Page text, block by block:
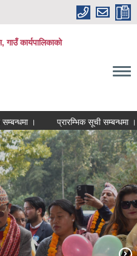
गाउँ कार्यपालिकाको
। प्रारम्भिक सूची सम्बन्धमा ।